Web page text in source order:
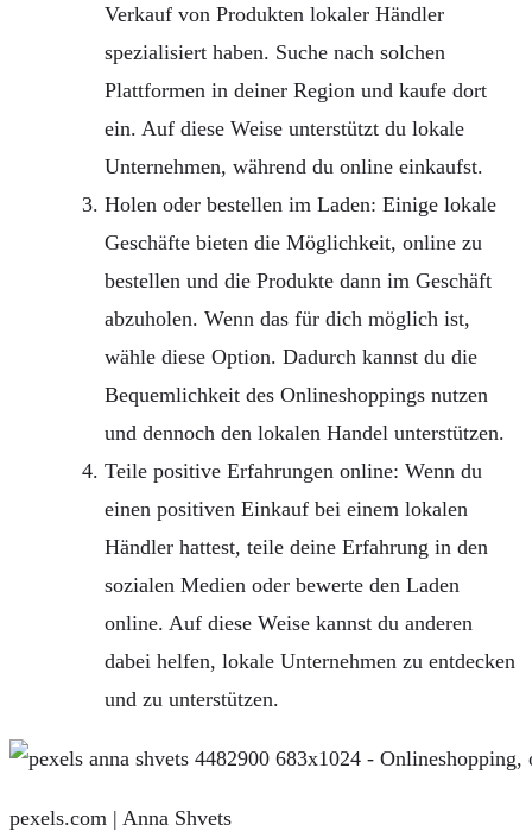
Verkauf von Produkten lokaler Händler
spezialisiert haben. Suche nach solchen
Plattformen in deiner Region und kaufe dort
ein. Auf diese Weise unterstützt du lokale
Unternehmen, während du online einkaufst.
Holen oder bestellen im Laden: Einige lokale
Geschäfte bieten die Möglichkeit, online zu
bestellen und die Produkte dann im Geschäft
abzuholen. Wenn das für dich möglich ist,
wähle diese Option. Dadurch kannst du die
Bequemlichkeit des Onlineshoppings nutzen
und dennoch den lokalen Handel unterstützen.
Teile positive Erfahrungen online: Wenn du
einen positiven Einkauf bei einem lokalen
Händler hattest, teile deine Erfahrung in den
sozialen Medien oder bewerte den Laden
online. Auf diese Weise kannst du anderen
dabei helfen, lokale Unternehmen zu entdecken
und zu unterstützen.
pexels.com | Anna Shvets